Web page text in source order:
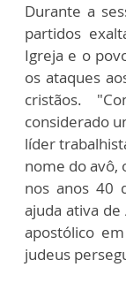
Durante a
partidos
Igreja e o
os ataques
cristãos.
considerado
líder
nome do avô,
nos anos 40
ajuda ativa de
apostólico
judeus